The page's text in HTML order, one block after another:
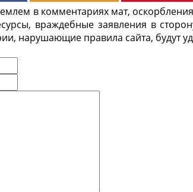
в комментариях мат, оскорбления
враждебные заявления в
нарушающие правила сайта, будут